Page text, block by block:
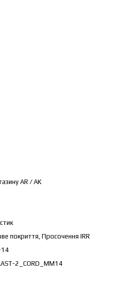
AR / AK
покриття, Просочення IRR
2_CORD_ММ14